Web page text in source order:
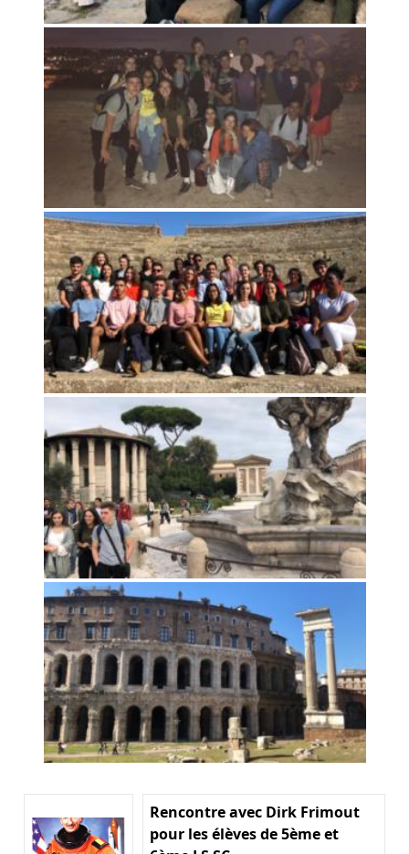
Rencontre avec Dirk Frimout
pour les élèves de 5ème et